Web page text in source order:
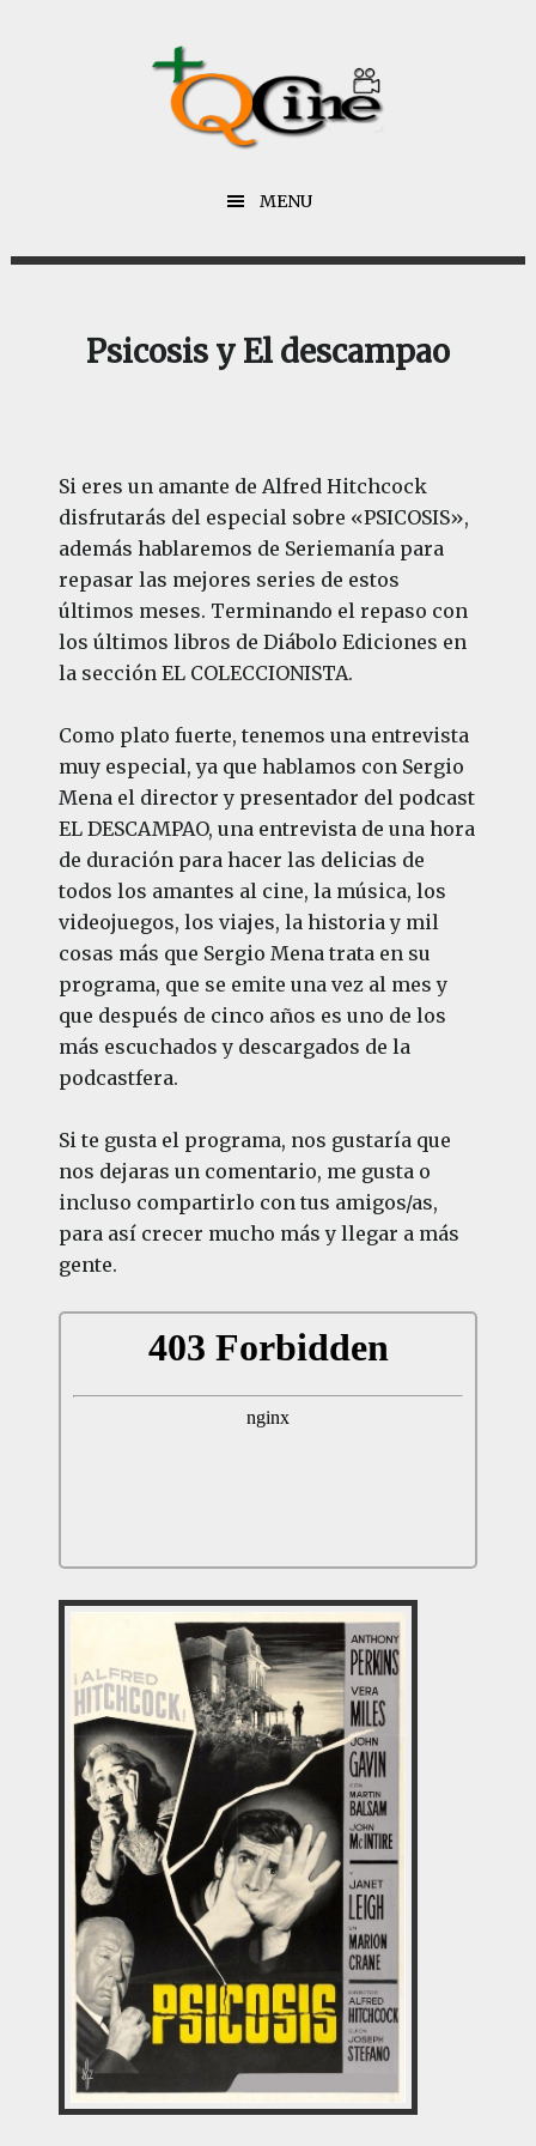
MENU
Psicosis y El descampao
Si eres un amante de Alfred Hitchcock
disfrutarás del especial sobre «PSICOSIS»,
además hablaremos de Seriemanía para
repasar las mejores series de estos
últimos meses. Terminando el repaso con
los últimos libros de Diábolo Ediciones en
la sección EL COLECCIONISTA.
Como plato fuerte, tenemos una entrevista
muy especial, ya que hablamos con Sergio
Mena el director y presentador del podcast
EL DESCAMPAO, una entrevista de una hora
de duración para hacer las delicias de
todos los amantes al cine, la música, los
videojuegos, los viajes, la historia y mil
cosas más que Sergio Mena trata en su
programa, que se emite una vez al mes y
que después de cinco años es uno de los
más escuchados y descargados de la
podcastfera.
Si te gusta el programa, nos gustaría que
nos dejaras un comentario, me gusta o
incluso compartirlo con tus amigos/as,
para así crecer mucho más y llegar a más
gente.